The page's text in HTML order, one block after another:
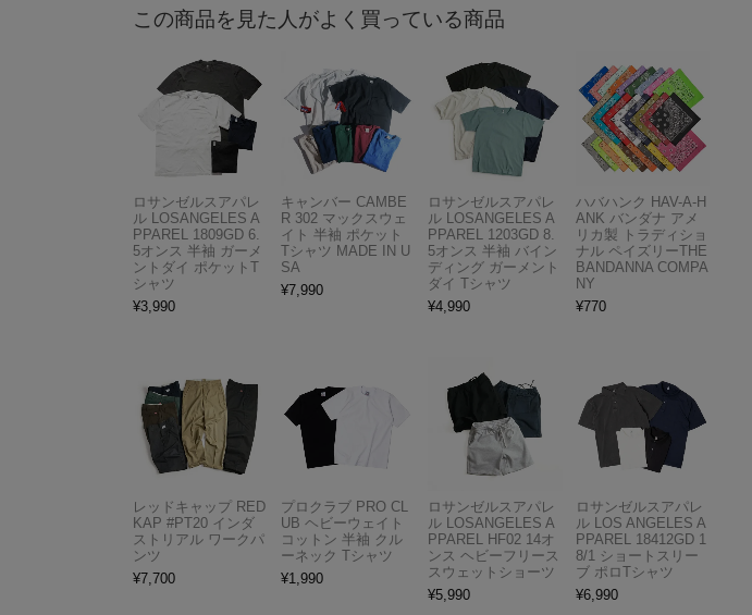
この商品を見た人がよく買っている商品
ロサンゼルスアパレ
ル LOSANGELES A
PPAREL 1809GD 6.
5オンス 半袖 ガーメ
ントダイ ポケットT
シャツ
¥3,990
キャンバー CAMBE
R 302 マックスウェ
イト 半袖 ポケット
Tシャツ MADE IN U
SA
¥7,990
ロサンゼルスアパレ
ル LOSANGELES A
PPAREL 1203GD 8.
5オンス 半袖 バイン
ディング ガーメント
ダイ Tシャツ
¥4,990
ハバハンク HAV-A-H
ANK バンダナ アメ
リカ製 トラディショ
ナル ペイズリーTHE
BANDANNA COMPA
NY
¥770
レッドキャップ RED
KAP #PT20 インダ
ストリアル ワークパ
ンツ
¥7,700
プロクラブ PRO CL
UB ヘビーウェイト
コットン 半袖 クル
ーネック Tシャツ
¥1,990
ロサンゼルスアパレ
ル LOSANGELES A
PPAREL HF02 14オ
ンス ヘビーフリース
スウェットショーツ
¥5,990
ロサンゼルスアパレ
ル LOS ANGELES A
PPAREL 18412GD 1
8/1 ショートスリー
ブ ポロTシャツ
¥6,990